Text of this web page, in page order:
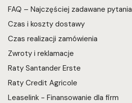
FAQ – Najczęściej zadawane pytania
Czas i koszty dostawy
Czas realizacji zamówienia
Zwroty i reklamacje
Raty Santander Erste
Raty Credit Agricole
Leaselink - Finansowanie dla firm